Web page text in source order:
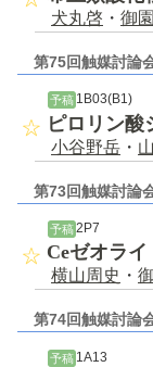
犬丸啓 ・ 御
第75回触媒討論
予稿 1B03(B1)
ピロリン酸
小谷野岳 ・
第73回触媒討論
予稿 2P7
Ceゼオラ
横山周史 ・
第74回触媒討論
予稿 1A13